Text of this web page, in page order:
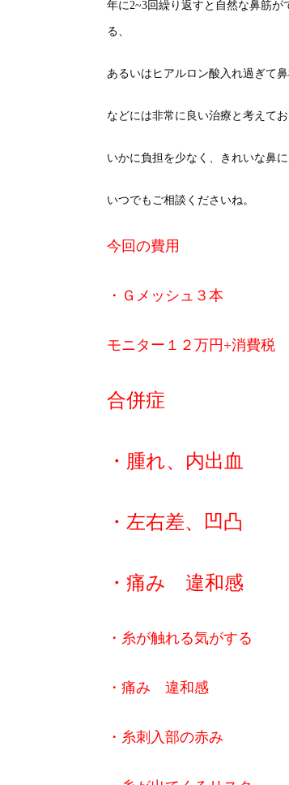
年に2~3回繰り返すと自然な鼻筋
る、
あるいはヒアルロン酸入れ過ぎて
などには非常に良い治療と考えてお
いかに負担を少なく、きれいな鼻
いつでもご相談くださいね。
今回の費用
・Ｇメッシュ３本
モニター１２万円+消費税
合併症
・腫れ、内出血
・左右差、凹凸
・痛み 違和感
・糸が触れる気がする
・痛み 違和感
・糸刺入部の赤み